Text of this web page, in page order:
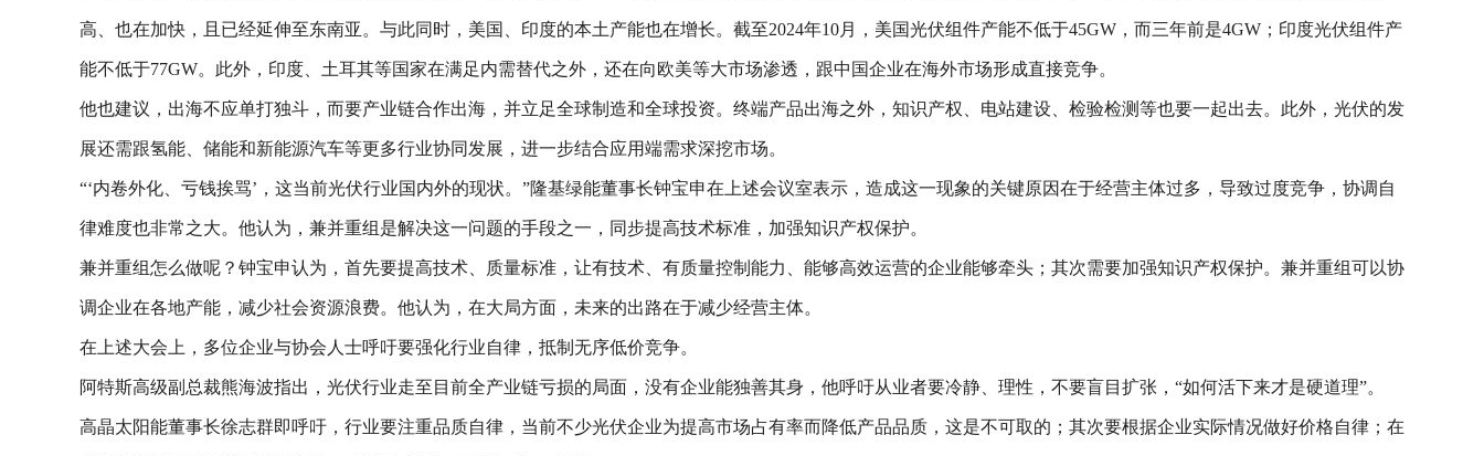
高、也在加快，且已经延伸至东南亚。与此同时，美国、印度的本土产能也在增长。截至2024年10月，美国光伏组件产能不低于45GW，而三年前是4GW；印度光伏组件产
能不低于77GW。此外，印度、土耳其等国家在满足内需替代之外，还在向欧美等大市场渗透，跟中国企业在海外市场形成直接竞争。
他也建议，出海不应单打独斗，而要产业链合作出海，并立足全球制造和全球投资。终端产品出海之外，知识产权、电站建设、检验检测等也要一起出去。此外，光伏的发
展还需跟氢能、储能和新能源汽车等更多行业协同发展，进一步结合应用端需求深挖市场。
“‘内卷外化、亏钱挨骂’，这当前光伏行业国内外的现状。”隆基绿能董事长钟宝申在上述会议室表示，造成这一现象的关键原因在于经营主体过多，导致过度竞争，协调自
律难度也非常之大。他认为，兼并重组是解决这一问题的手段之一，同步提高技术标准，加强知识产权保护。
兼并重组怎么做呢？钟宝申认为，首先要提高技术、质量标准，让有技术、有质量控制能力、能够高效运营的企业能够牵头；其次需要加强知识产权保护。兼并重组可以协
调企业在各地产能，减少社会资源浪费。他认为，在大局方面，未来的出路在于减少经营主体。
在上述大会上，多位企业与协会人士呼吁要强化行业自律，抵制无序低价竞争。
阿特斯高级副总裁熊海波指出，光伏行业走至目前全产业链亏损的局面，没有企业能独善其身，他呼吁从业者要冷静、理性，不要盲目扩张，“如何活下来才是硬道理”。
高晶太阳能董事长徐志群即呼吁，行业要注重品质自律，当前不少光伏企业为提高市场占有率而降低产品品质，这是不可取的；其次要根据企业实际情况做好价格自律；在